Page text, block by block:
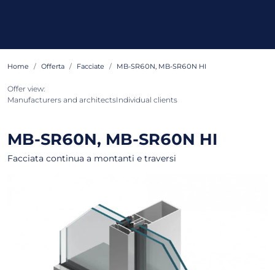
Home Offerta Facciate MB-SR60N, MB-SR60N HI
Offer view:
Manufacturers and architectsIndividual clients
MB-SR60N, MB-SR60N HI
Facciata continua a montanti e traversi